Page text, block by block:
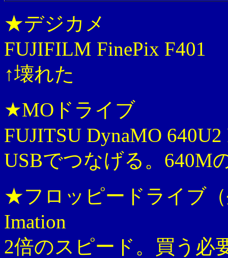
★デジカメ
FUJIFILM FinePix F401
↑壊れた
★MOドライブ
FUJITSU DynaMO 640U2
USBでつなげる。640M
★フロッピードライブ
Imation
2倍のスピード。買う必